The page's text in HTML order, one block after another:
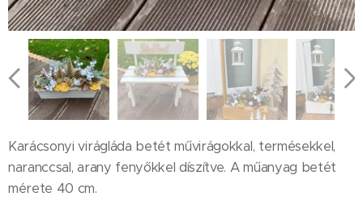
Karácsonyi virágláda betét művirágokkal, termésekkel,
naranccsal, arany fenyőkkel díszítve. A műanyag betét
mérete 40 cm.